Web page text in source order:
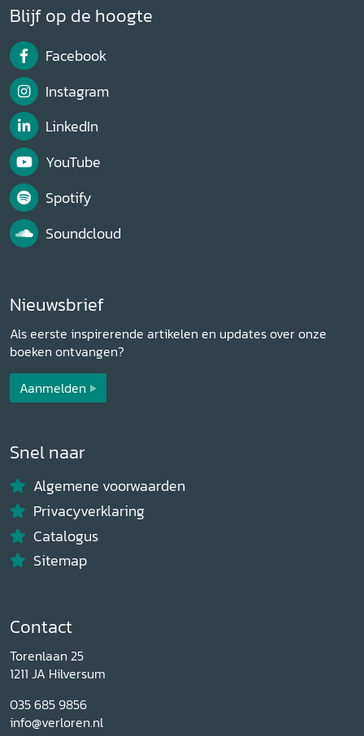
Blijf op de hoogte
Facebook
Instagram
LinkedIn
YouTube
Spotify
Soundcloud
Nieuwsbrief
Als eerste inspirerende artikelen en updates over onze
boeken ontvangen?
Aanmelden
Snel naar
Algemene voorwaarden
Privacyverklaring
Catalogus
Sitemap
Contact
Torenlaan 25
1211 JA Hilversum
035 685 9856
info@verloren.nl